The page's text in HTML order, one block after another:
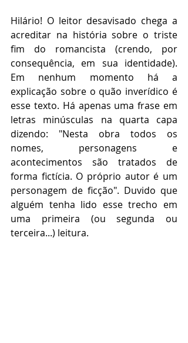
Hilário! O leitor desavisado chega a
acreditar na história sobre o triste
fim do romancista (crendo, por
consequência, em sua identidade).
Em nenhum momento há a
explicação sobre o quão inverídico é
esse texto. Há apenas uma frase em
letras minúsculas na quarta capa
dizendo: "Nesta obra todos os
nomes, personagens e
acontecimentos são tratados de
forma fictícia. O próprio autor é um
personagem de ficção". Duvido que
alguém tenha lido esse trecho em
uma primeira (ou segunda ou
terceira...) leitura.